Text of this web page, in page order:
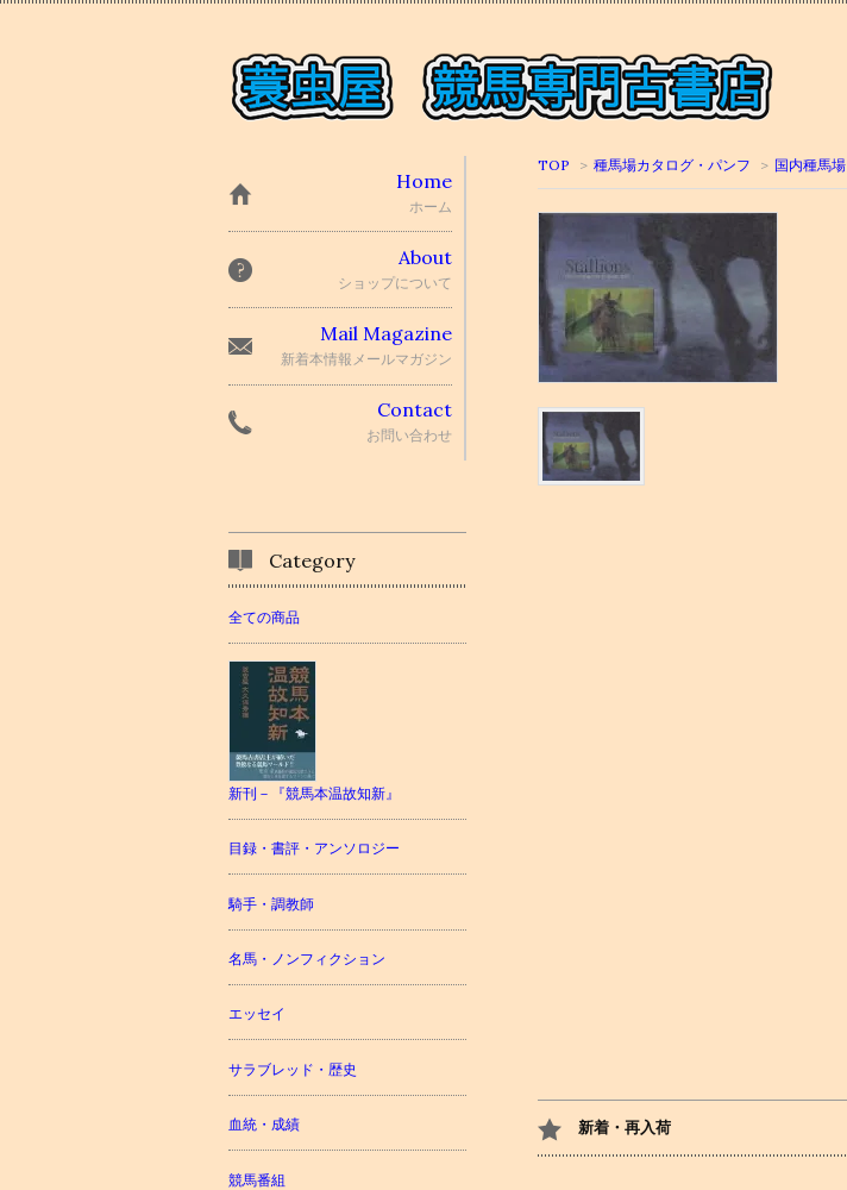
TOP > 種馬場カタログ・パンフ > 国内種馬場
新着・再入荷
Home
ホーム
About
ショップについて
Mail Magazine
新着本情報メールマガジン
Contact
お問い合わせ
Category
全ての商品
新刊－『競馬本温故知新』
目録・書評・アンソロジー
騎手・調教師
名馬・ノンフィクション
エッセイ
サラブレッド・歴史
血統・成績
競馬番組